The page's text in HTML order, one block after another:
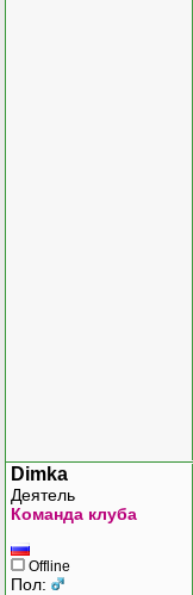
Dimka
Деятель
Команда клуба
Offline
Пол: